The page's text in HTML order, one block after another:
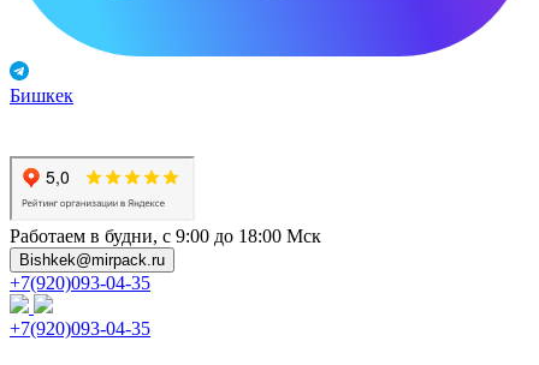
Бишкек
Работаем в будни, с 9:00 до 18:00 Мск
Bishkek@mirpack.ru
+7(920)093-04-35
+7(920)093-04-35